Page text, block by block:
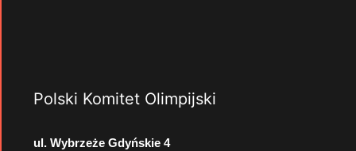
Polski Komitet Olimpijski
ul. Wybrzeże Gdyńskie 4